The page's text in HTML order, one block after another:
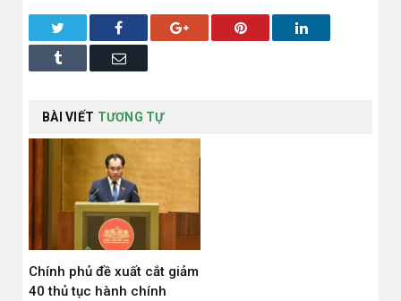
Facebook Google+ Pinterest LinkedIn
Tumblr Email
BÀI VIẾT TƯƠNG TỰ
Chính phủ đề xuất cắt giảm
40 thủ tục hành chính